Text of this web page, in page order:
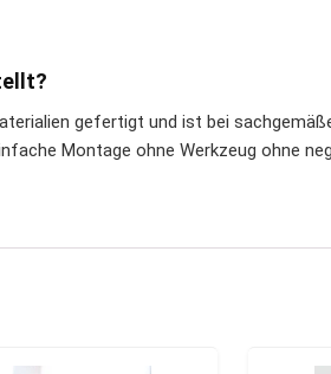
gefertigt und ist bei
Montage ohne Werkzeug ohne